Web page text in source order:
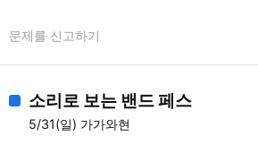
와타나베 츠나요시
밴드 (니시오카 유사
문제를 신고하기
소리로 보는 밴드 페스
5/31(일) 가가와현